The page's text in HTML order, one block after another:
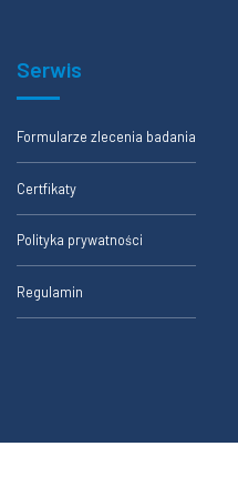
Serwis
Formularze zlecenia badania
Certfikaty
Polityka prywatności
Regulamin